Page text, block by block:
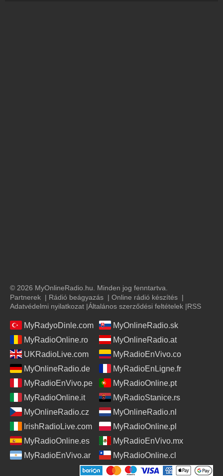
© 2026 MyOnlineRadio.hu. Minden jog fenntartva.
Partnerek | Rádió beágyazás | Online rádió készítés |
Adatvédelmi nyilatkozat |Általános szerződési feltételek |RSS
MyRadyoDinle.com
MyOnlineRadio.sk
MyRadioOnline.ro
MyOnlineRadio.at
UKRadioLive.com
MyRadioEnVivo.co
MyOnlineRadio.de
MyRadioEnLigne.fr
MyRadioEnVivo.pe
MyRadioOnline.pt
MyRadioOnline.it
MyRadioStanice.rs
MyOnlineRadio.cz
MyOnlineRadio.nl
IrishRadioLive.com
MyRadioOnline.pl
MyRadioOnline.es
MyRadioEnVivo.mx
MyRadioEnVivo.ar
MyRadioOnline.cl